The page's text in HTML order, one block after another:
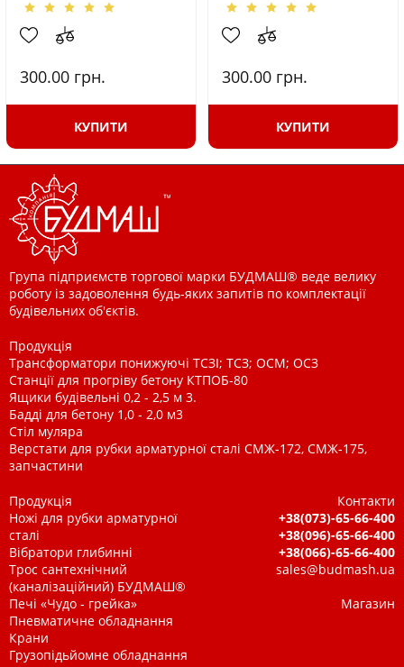
300.00 грн.
КУПИТИ
300.00 грн.
КУПИТИ
Група підприємств торгової марки БУДМАШ® веде велику
роботу із задоволення будь-яких запитів по комплектації
будівельних об'єктів.
Продукція
Трансформатори понижуючі ТСЗІ; ТСЗ; ОСМ; ОСЗ
Станції для прогріву бетону КТПОБ-80
Ящики будівельні 0,2 - 2,5 м 3.
Бадді для бетону 1,0 - 2,0 м3
Стіл муляра
Верстати для рубки арматурної сталі СМЖ-172, СМЖ-175,
запчастини
Продукція
Ножі для рубки арматурної
сталі
Вібратори глибинні
Трос сантехнічний
(каналізаційний) БУДМАШ®
Печі «Чудо - грейка»
Пневматичне обладнання
Крани
Грузопідьйомне обладнання
Контакти
+38(073)-65-66-400
+38(096)-65-66-400
+38(066)-65-66-400
sales@budmash.ua
Магазин